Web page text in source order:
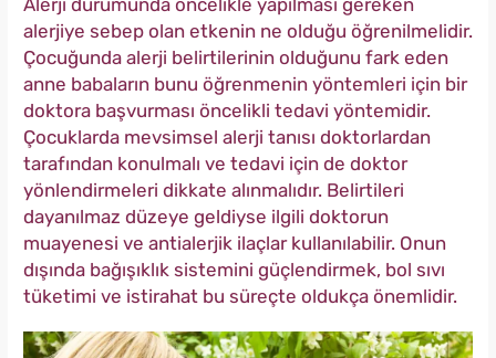
Alerji durumunda öncelikle yapılması gereken
alerjiye sebep olan etkenin ne olduğu öğrenilmelidir.
Çocuğunda alerji belirtilerinin olduğunu fark eden
anne babaların bunu öğrenmenin yöntemleri için bir
doktora başvurması öncelikli tedavi yöntemidir.
Çocuklarda mevsimsel alerji tanısı doktorlardan
tarafından konulmalı ve tedavi için de doktor
yönlendirmeleri dikkate alınmalıdır. Belirtileri
dayanılmaz düzeye geldiyse ilgili doktorun
muayenesi ve antialerjik ilaçlar kullanılabilir. Onun
dışında bağışıklık sistemini güçlendirmek, bol sıvı
tüketimi ve istirahat bu süreçte oldukça önemlidir.